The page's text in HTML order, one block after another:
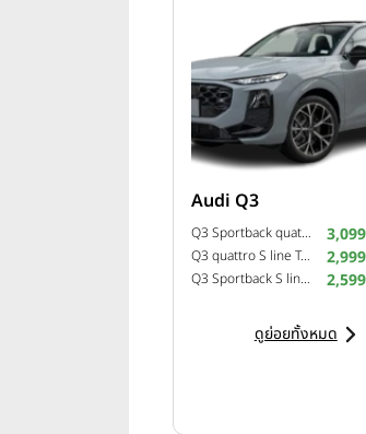
Audi Q3
Q3 Sportback quattro S line Tech Pro ปี 2026
Q3 quattro S line Tech Pro ปี 2026
Q3 Sportback S line Tech Plus ปี 2026
ดูย่อยทั้งหมด